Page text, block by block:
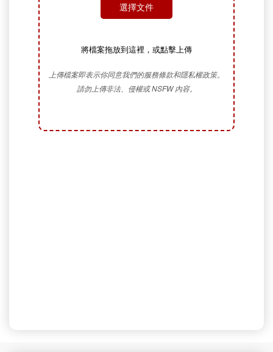
選擇文件
將檔案拖放到這裡，或點擊上傳
上傳檔案即表示你同意我們的服務條款和隱私權政策。
請勿上傳非法、侵權或 NSFW 內容。